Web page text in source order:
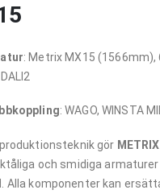
: Metrix MX15 (1566mm),
: WAGO, WINSTA
gör METRIX
och smidiga
Alla komponenter kan